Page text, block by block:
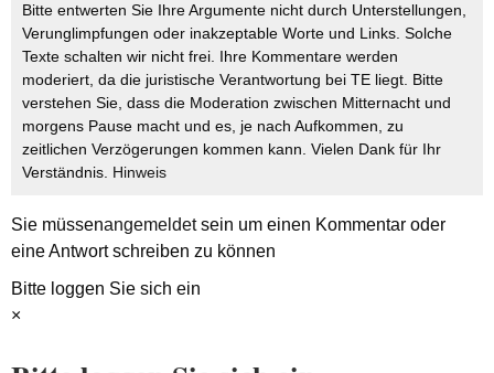
Bitte entwerten Sie Ihre Argumente nicht durch Unterstellungen,
Verunglimpfungen oder inakzeptable Worte und Links. Solche
Texte schalten wir nicht frei. Ihre Kommentare werden
moderiert, da die juristische Verantwortung bei TE liegt. Bitte
verstehen Sie, dass die Moderation zwischen Mitternacht und
morgens Pause macht und es, je nach Aufkommen, zu
zeitlichen Verzögerungen kommen kann. Vielen Dank für Ihr
Verständnis. Hinweis
Sie müssenangemeldetsein um einen Kommentar oder
eine Antwort schreiben zu können
Bitte loggen Sie sich ein
×